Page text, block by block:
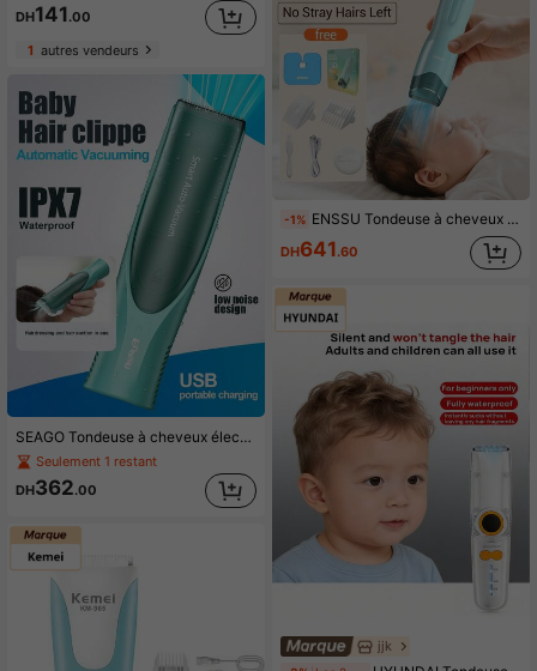
DH141.00
1 autres vendeurs
SEAGO Tondeuse à cheveux électrique - Tondeuse à cheveux silencieuse, Tondeuse à cheveux pour enfants | Tondeuse à cheveux électrique rechargeable sans fil pour bébé, Tondeuse à cheveux étanche à faible bruit, Tondeuse à cheveux puissante pour enfants, Tondeuse à cheveux, Convient pour la coupe de cheveux à la maison, la tonte des cheveux, la coupe de cheveux rapide
Seulement 1 restant
DH362.00
-1% ENSSU Tondeuse à cheveux avec aspirateur, tondeuse à cheveux rechargeable avec 2 modes, tondeuse à cheveux étanche, kit de coupe de cheveux sans fil professionnel avec aspirateur intelligent, étanche et rechargeable - parfait pour la tonte des poils du corps
DH641.60
jjk